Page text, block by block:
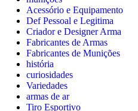
Acessório e Equipamento
Def Pessoal e Legitima
Criador e Designer Arma
Fabricantes de Armas
Fabricantes de Munições
história
curiosidades
Variedades
armas de ar
Tiro Esportivo